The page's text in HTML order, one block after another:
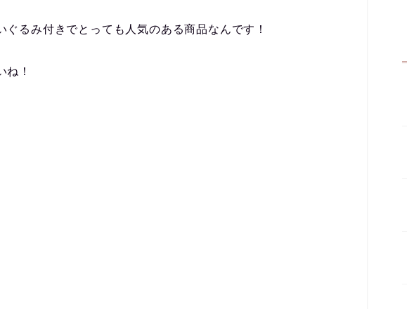
るみ付きでとっても人気のある商品なんです！
ね！